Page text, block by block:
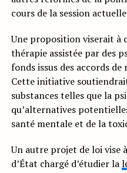
cours de la session
Une proposition viserait à
thérapie assistée par des
fonds issus des accords
Cette initiative
substances telles que la
qu’alternatives
santé mentale et de la
Un autre projet de loi vise
d’État chargé d’étudier la